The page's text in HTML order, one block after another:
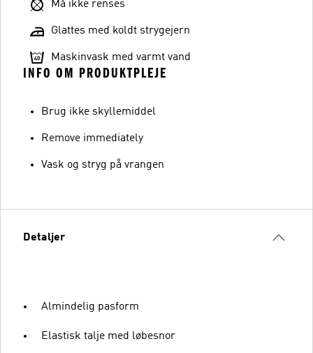
Må ikke renses
Glattes med koldt strygejern
Maskinvask med varmt vand
INFO OM PRODUKTPLEJE
Brug ikke skyllemiddel
Remove immediately
Vask og stryg på vrangen
Detaljer
Almindelig pasform
Elastisk talje med løbesnor